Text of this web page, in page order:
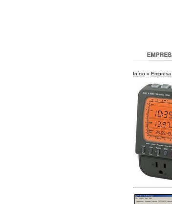
Início » Empresa